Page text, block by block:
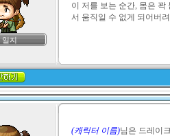
일지
이 저를 보는 순간, 몸은
서 움직일 수 없게 되어버
(캐릭터 이름)님은 드레이